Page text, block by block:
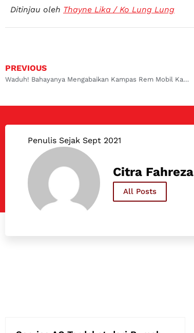
Ditinjau oleh Thayne Lika / Ko Lung Lung
PREVIOUS
Waduh! Bahayanya Mengabaikan Kampas Rem Mobil Kamu
Penulis Sejak Sept 2021
Citra Fahreza
All Posts